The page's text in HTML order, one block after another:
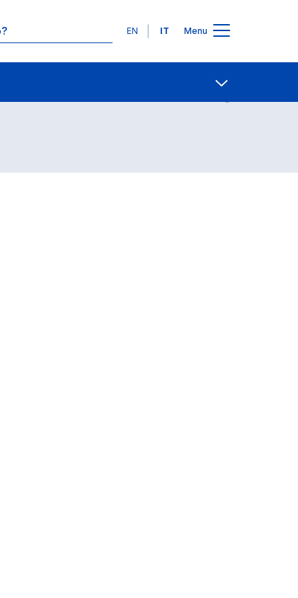
Lingue
EN IT Menu
Contatti